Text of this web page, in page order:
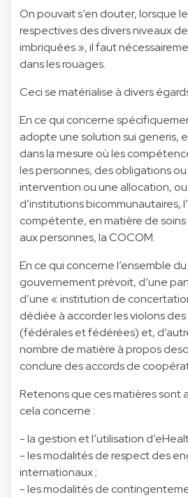
On pouvait s’en douter, lorsque
respectives des divers niveaux
imbriquées », il faut
dans les rouages.
Ceci se matérialise à divers
En ce qui concerne
adopte une solution sui generis,
dans la mesure où les
les personnes, des obligations
intervention ou une allocation, ou
d’institutions bicommunautaires,
compétente, en matière de
aux personnes, la COCOM.
En ce qui concerne l’ensemble
gouvernement prévoit, d’une
d’une « institution de
dédiée à accorder les violons
(fédérales et fédérées) et,
nombre de matière à propos
conclure des accords de
Retenons que ces matières sont
cela concerne :
- la gestion et l’utilisation
- les modalités de respect des
internationaux ;
- les modalités de